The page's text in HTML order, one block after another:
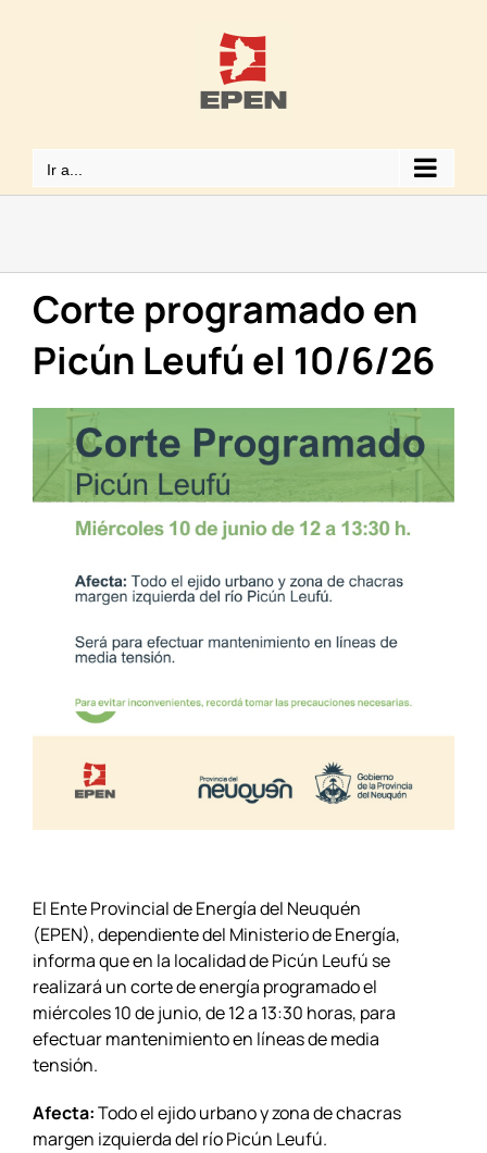
Ir a...
Corte programado en
Picún Leufú el 10/6/26
El Ente Provincial de Energía del Neuquén
(EPEN), dependiente del Ministerio de Energía,
informa que en la localidad de Picún Leufú se
realizará un corte de energía programado el
miércoles 10 de junio, de 12 a 13:30 horas, para
efectuar mantenimiento en líneas de media
tensión.
Afecta:Todo el ejido urbano y zona de chacras
margen izquierda del río Picún Leufú.